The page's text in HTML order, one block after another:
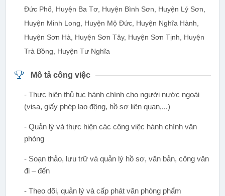
Đức Phổ, Huyện Ba Tơ, Huyện Bình Sơn, Huyện Lý Sơn,
Huyện Minh Long, Huyện Mộ Đức, Huyện Nghĩa Hành,
Huyện Sơn Hà, Huyện Sơn Tây, Huyện Sơn Tịnh, Huyện
Trà Bồng, Huyện Tư Nghĩa
Mô tả công việc
- Thực hiện thủ tục hành chính cho người nước ngoài
(visa, giấy phép lao động, hồ sơ liên quan,...)
- Quản lý và thực hiện các công việc hành chính văn
phòng
- Soạn thảo, lưu trữ và quản lý hồ sơ, văn bản, công văn
đi – đến
- Theo dõi, quản lý và cấp phát văn phòng phẩm